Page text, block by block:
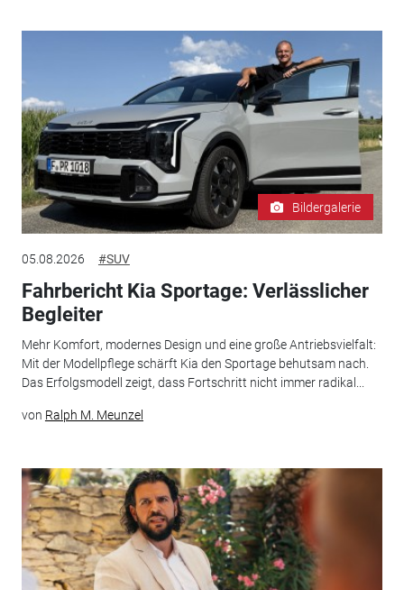
Bildergalerie
05.08.2026 #SUV
Fahrbericht Kia Sportage: Verlässlicher
Begleiter
Mehr Komfort, modernes Design und eine große Antriebsvielfalt:
Mit der Modellpflege schärft Kia den Sportage behutsam nach.
Das Erfolgsmodell zeigt, dass Fortschritt nicht immer radikal...
von Ralph M. Meunzel